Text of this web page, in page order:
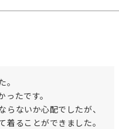
。
たです。
らないか心配でしたが、
着ることができました。